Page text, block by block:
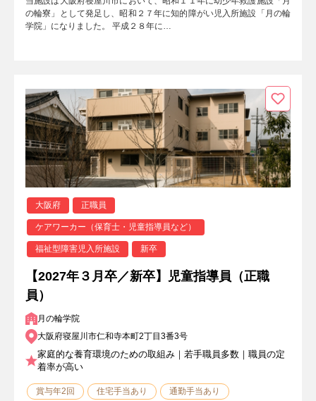
の輪寮」として発足し、昭和２７年に知的障がい児入所施設「月の輪
学院」になりました。 平成２８年に…
大阪府 正職員
ケアワーカー（保育士・児童指導員など）
福祉型障害児入所施設 新卒
【2027年３月卒／新卒】児童指導員（正職
員）
月の輪学院
大阪府寝屋川市仁和寺本町2丁目3番3号
家庭的な養育環境のための取組み｜若手職員多数｜職員の定
着率が高い
賞与年2回 住宅手当あり 通勤手当あり